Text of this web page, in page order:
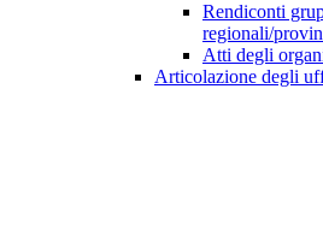
Rendiconti
regionali/
Atti degli
Articolazione degli